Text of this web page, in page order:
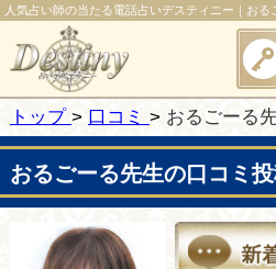
人気占い師の当たる電話占いデスティニー｜おる
トップ 口コミ おるごーる
おるごーる先生の口コミ